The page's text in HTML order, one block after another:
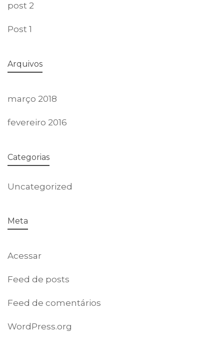
post 2
Post 1
Arquivos
março 2018
fevereiro 2016
Categorias
Uncategorized
Meta
Acessar
Feed de posts
Feed de comentários
WordPress.org